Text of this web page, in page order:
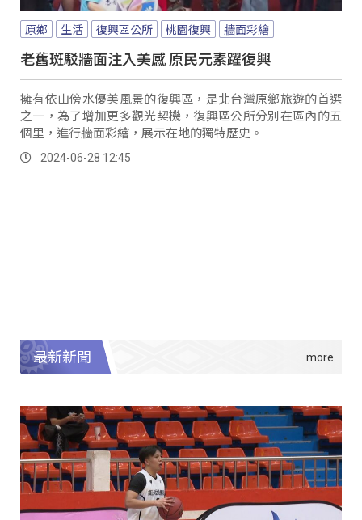
原鄉 生活 復興區公所 桃園復興 牆面彩繪
老舊斑駁牆面注入美感 原民元素躍復興
擁有依山傍水優美風景的復興區，是北台灣原鄉旅遊的首選
之一，為了增加更多觀光契機，復興區公所分別在區內的五
個里，進行牆面彩繪，展示在地的獨特歷史。
2024-06-28 12:45
最新新聞